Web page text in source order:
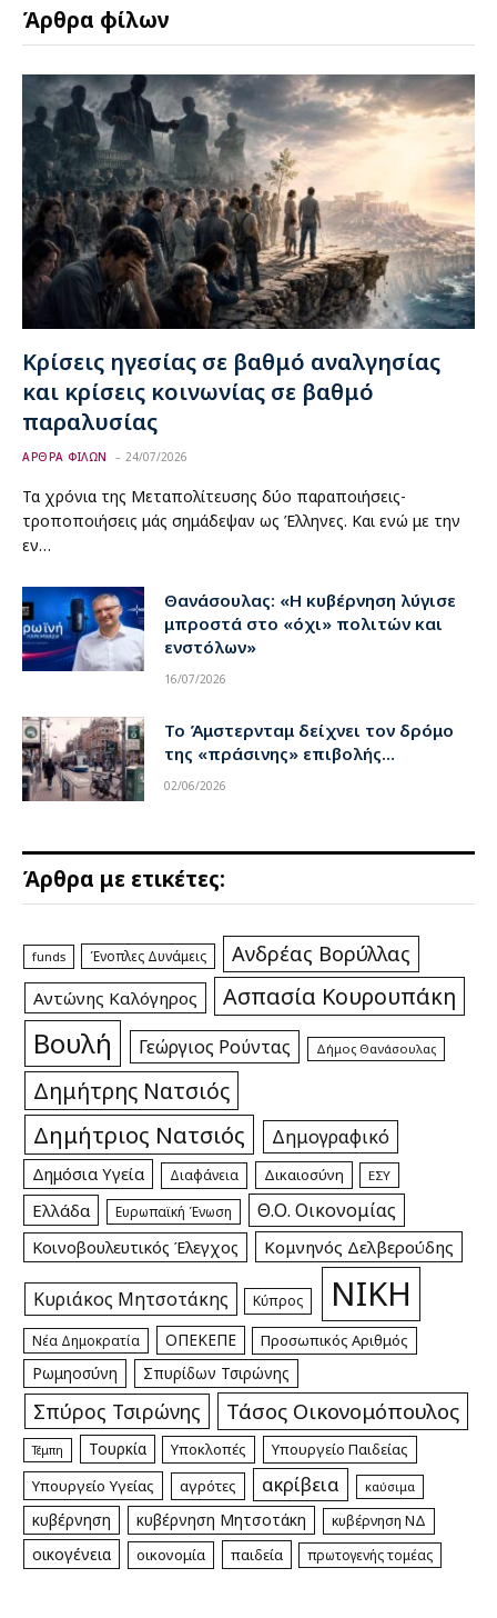
Άρθρα φίλων
Κρίσεις ηγεσίας σε βαθμό αναλγησίας
και κρίσεις κοινωνίας σε βαθμό
παραλυσίας
ΑΡΘΡΑ ΦΙΛΩΝ 24/07/2026
Τα χρόνια της Μεταπολίτευσης δύο παραποιήσεις-
τροποποιήσεις μάς σημάδεψαν ως Έλληνες. Και ενώ με την
εν…
Θανάσουλας: «Η κυβέρνηση λύγισε
μπροστά στο «όχι» πολιτών και
ενστόλων»
16/07/2026
Το Άμστερνταμ δείχνει τον δρόμο
της «πράσινης» επιβολής…
02/06/2026
Άρθρα με ετικέτες:
funds Ένοπλες Δυνάμεις Ανδρέας Βορύλλας
Αντώνης Καλόγηρος Ασπασία Κουρουπάκη
Βουλή Γεώργιος Ρούντας Δήμος Θανάσουλας
Δημήτρης Νατσιός
Δημήτριος Νατσιός Δημογραφικό
Δημόσια Υγεία Διαφάνεια Δικαιοσύνη ΕΣΥ
Ελλάδα Ευρωπαϊκή Ένωση Θ.Ο. Οικονομίας
Κοινοβουλευτικός Έλεγχος Κομνηνός Δελβερούδης
Κυριάκος Μητσοτάκης Κύπρος ΝΙΚΗ
Νέα Δημοκρατία ΟΠΕΚΕΠΕ Προσωπικός Αριθμός
Ρωμηοσύνη Σπυρίδων Τσιρώνης
Σπύρος Τσιρώνης Τάσος Οικονομόπουλος
Τέμπη Τουρκία Υποκλοπές
Υπουργείο Παιδείας
Υπουργείο Υγείας
αγρότες ακρίβεια καύσιμα
κυβέρνηση κυβέρνηση Μητσοτάκη κυβέρνηση ΝΔ
οικογένεια οικονομία παιδεία πρωτογενής τομέας